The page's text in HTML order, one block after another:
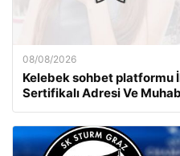
08/08/2026
Kelebek sohbet platformu
Sertifikalı Adresi Ve